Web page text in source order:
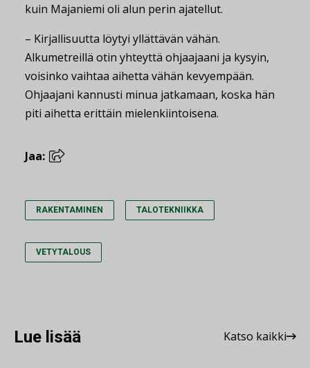
kuin Majaniemi oli alun perin ajatellut.
– Kirjallisuutta löytyi yllättävän vähän.
Alkumetreillä otin yhteyttä ohjaajaani ja kysyin,
voisinko vaihtaa aihetta vähän kevyempään.
Ohjaajani kannusti minua jatkamaan, koska hän
piti aihetta erittäin mielenkiintoisena.
Jaa:
RAKENTAMINEN TALOTEKNIIKKA
VETYTALOUS
Lue lisää Katso kaikki